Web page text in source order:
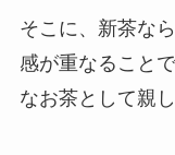
そこに、新茶な
感が重なること
なお茶として親